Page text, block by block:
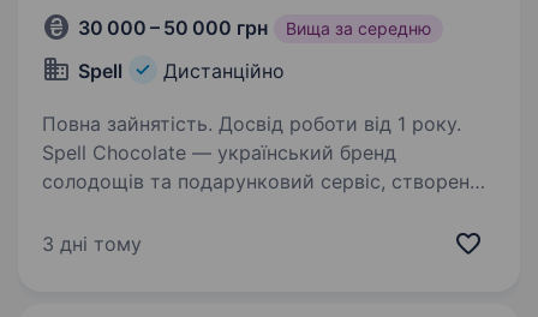
30 000 – 50 000 грн Вища за середню
Spell Дистанційно
Повна зайнятість. Досвід роботи від 1 року.
Spell Chocolate — український бренд
солодощів та подарунковий сервіс, створений
карамель та авторські цукерки з унікальними
3 дні тому